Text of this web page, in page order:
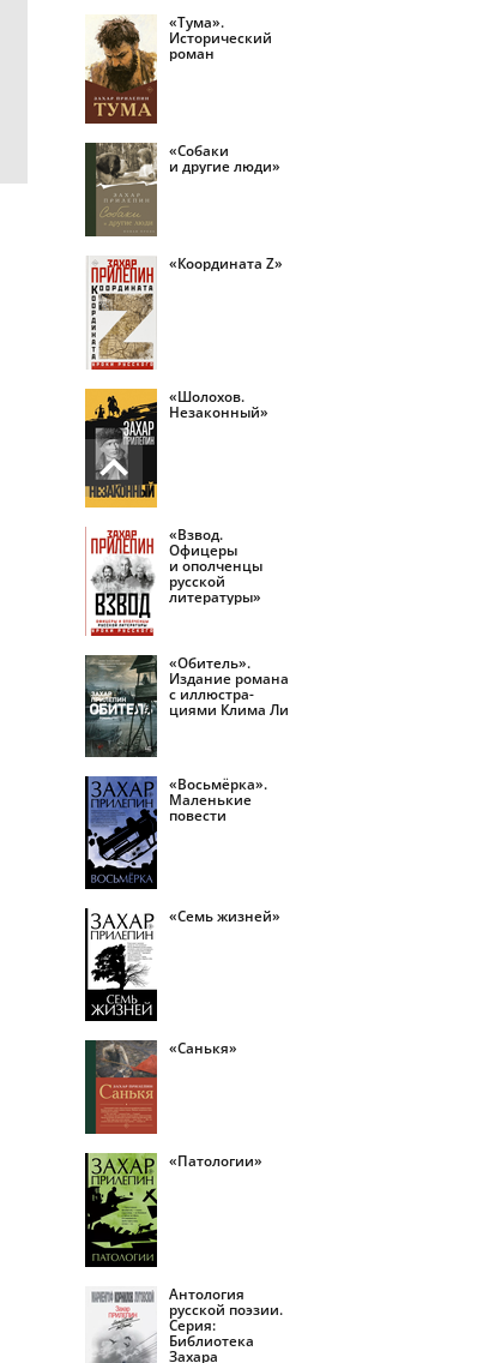
«Тума».
Исторический
роман
«Собаки
и другие люди»
«Координата Z»
«Шолохов.
Незаконный»
«Взвод.
Офицеры
и ополченцы
русской
литературы»
«Обитель».
Издание романа
с иллюстра­
циями Клима Ли
«Восьмёрка».
Маленькие
повести
«Семь жизней»
«Санькя»
«Патологии»
Антология
русской поэзии.
Серия:
Библиотека
Захара